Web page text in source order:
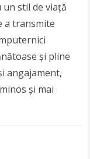
stil de viață
a transmite
și pline
angajament,
și mai